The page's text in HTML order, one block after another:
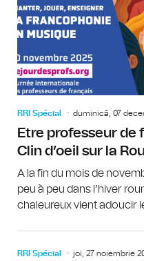
RRI Spécial duminică, 07
Etre professeur de
Clin d’oeil sur la
A la fin du mois de
peu à peu dans l’hiver
chaleureux vient adoucir le
RRI Spécial joi, 27 noiembrie